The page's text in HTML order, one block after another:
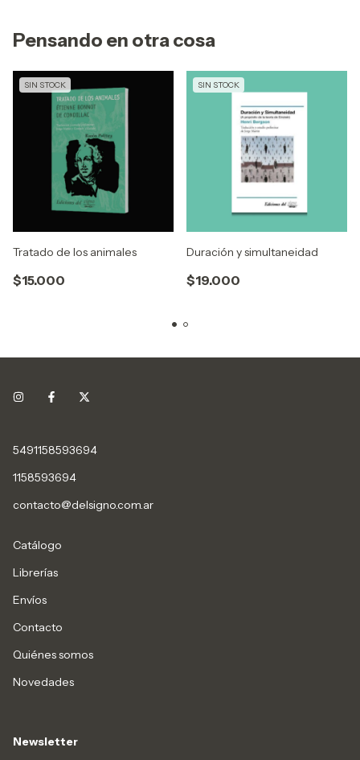
Pensando en otra cosa
SIN STOCK
Tratado de los animales
$15.000
SIN STOCK
Duración y simultaneidad
$19.000
5491158593694
1158593694
contacto@delsigno.com.ar
Catálogo
Librerías
Envíos
Contacto
Quiénes somos
Novedades
Newsletter